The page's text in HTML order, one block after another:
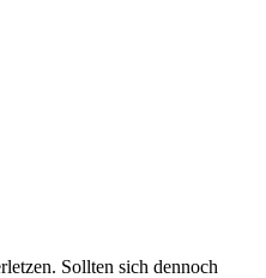
Sollten sich dennoch